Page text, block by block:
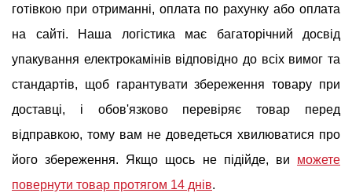
готівкою при отриманні, оплата по рахунку або оплата
на сайті. Наша логістика має багаторічний досвід
упакування електрокамінів відповідно до всіх вимог та
стандартів, щоб гарантувати збереження товару при
доставці, і обов'язково перевіряє товар перед
відправкою, тому вам не доведеться хвилюватися про
його збереження. Якщо щось не підійде, ви можете
повернути товар протягом 14 днів.